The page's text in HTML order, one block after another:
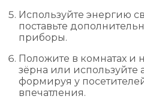
Используйте энергию
поставьте
приборы.
Положите в комнатах и
зёрна или используйте
формируя у
впечатления.